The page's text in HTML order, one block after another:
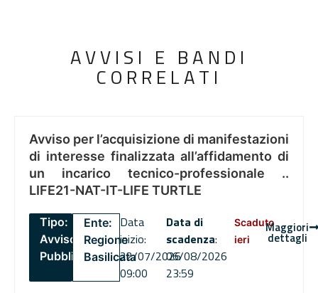
AVVISI E BANDI
CORRELATI
Avviso per l’acquisizione di manifestazioni
di interesse finalizzata all’affidamento di
un incarico tecnico-professionale ..
LIFE21-NAT-IT-LIFE TURTLE
Tipo:
Avviso
Pubblico
Ente:
Regione
Basilicata
Data
inizio:
22/07/2026
09:00
Data di
scadenza:
06/08/2026
23:59
Scaduto
ieri
Maggiori
dettagli